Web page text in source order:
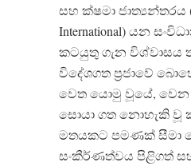
සහ ක්ෂමා ජාත්‍යන්තරය
International) යන
කටයුතු ගැන විශ්වාසය
විදේශගත ප්‍රජාවේ
වෙත යොමු වූයේ,
සොයා ගත නොහැකි
මතයකට පමණක්
සංකීර්ණත්වය පිළිගත් සහ